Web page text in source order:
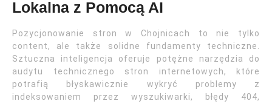
Lokalna z Pomocą AI
Pozycjonowanie stron w Chojnicach to nie tylko
content, ale także solidne fundamenty techniczne.
Sztuczna inteligencja oferuje potężne narzędzia do
audytu technicznego stron internetowych, które
potrafią błyskawicznie wykryć problemy z
indeksowaniem przez wyszukiwarki, błędy 404,